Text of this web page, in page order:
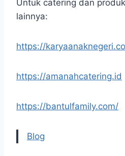
Untuk catering dan
lainnya:
https://
https://amanahcatering.id
https://bantulfamily.com/
Blog